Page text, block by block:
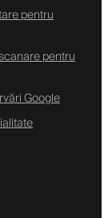
pentru
pentru
Google